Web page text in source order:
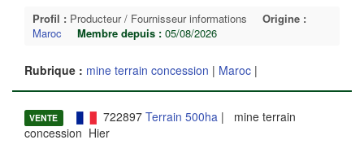
Profil : Producteur / Fournisseur informations
Origine :
Maroc
Membre depuis : 05/08/2026
Rubrique : mine terrain concession | Maroc |
VENTE 722897 Terrain 500ha| mine terrain
concession Hier